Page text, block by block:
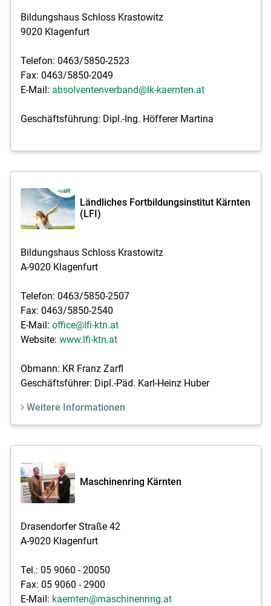
Bildungshaus Schloss Krastowitz
9020 Klagenfurt
Telefon: 0463/5850-2523
Fax: 0463/5850-2049
E-Mail: absolventenverband@lk-kaernten.at
Geschäftsführung: Dipl.-Ing. Höfferer Martina
Ländliches Fortbildungsinstitut Kärnten
(LFI)
Bildungshaus Schloss Krastowitz
A-9020 Klagenfurt
Telefon: 0463/5850-2507
Fax: 0463/5850-2540
E-Mail: office@lfi-ktn.at
Website: www.lfi-ktn.at
Obmann: KR Franz Zarfl
Geschäftsführer: Dipl.-Päd. Karl-Heinz Huber
Weitere Informationen
Maschinenring Kärnten
Drasendorfer Straße 42
A-9020 Klagenfurt
Tel.: 05 9060 - 20050
Fax: 05 9060 - 2900
E-Mail: kaernten@maschinenring.at